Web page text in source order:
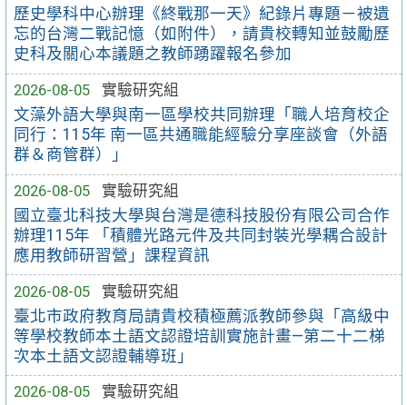
歷史學科中心辦理《終戰那一天》紀錄片專題－被遺
忘的台灣二戰記憶（如附件），請貴校轉知並鼓勵歷
史科及關心本議題之教師踴躍報名參加
2026-08-05
實驗研究組
文藻外語大學與南一區學校共同辦理「職人培育校企
同行：115年 南一區共通職能經驗分享座談會（外語
群＆商管群）」
2026-08-05
實驗研究組
國立臺北科技大學與台灣是德科技股份有限公司合作
辦理115年 「積體光路元件及共同封裝光學耦合設計
應用教師研習營」課程資訊
2026-08-05
實驗研究組
臺北市政府教育局請貴校積極薦派教師參與「高級中
等學校教師本土語文認證培訓實施計畫—第二十二梯
次本土語文認證輔導班」
2026-08-05
實驗研究組